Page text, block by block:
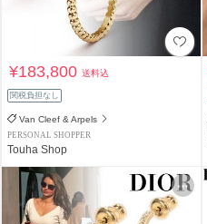
¥183,800送料込
関税負担なし
Van Cleef & Arpels
PERSONAL SHOPPER
Touha Shop